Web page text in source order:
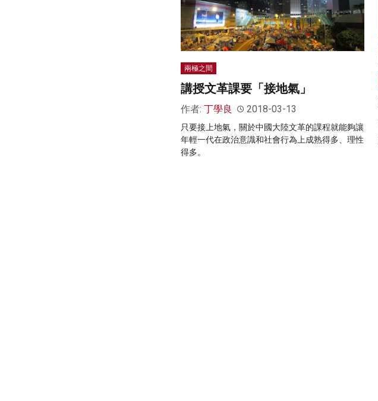
兩極之間
講授文革課要「接地氣」
作者: 丁學良 2018-03-13
只要接上地氣，關於中國大陸文革的課程就能夠讓
年輕一代在政治意識和社會行為上成熟得多、理性
得多。